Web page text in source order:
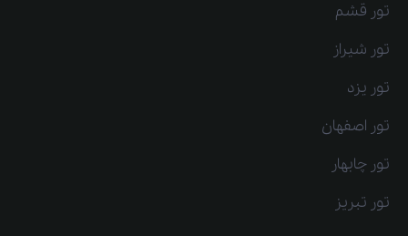
تور قشم
تور شیراز
تور یزد
تور اصفهان
تور چابهار
تور تبریز